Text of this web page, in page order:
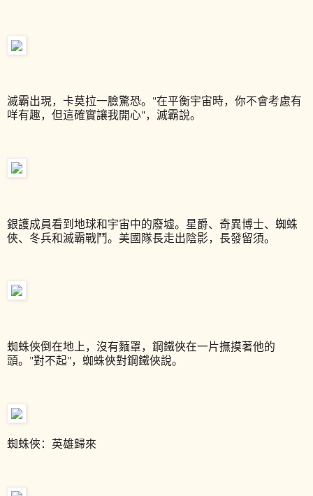
滅霸出現，卡莫拉一臉驚恐。"在平衡宇宙時，你不會考慮有
咩有趣，但這確實讓我開心"，滅霸說。
銀護成員看到地球和宇宙中的廢墟。星爵、奇異博士、蜘蛛
俠、冬兵和滅霸戰鬥。美國隊長走出陰影，長發留須。
蜘蛛俠倒在地上，沒有麵罩，鋼鐵俠在一片撫摸著他的
頭。 "對不起"，蜘蛛俠對鋼鐵俠說。
蜘蛛俠：英雄歸來